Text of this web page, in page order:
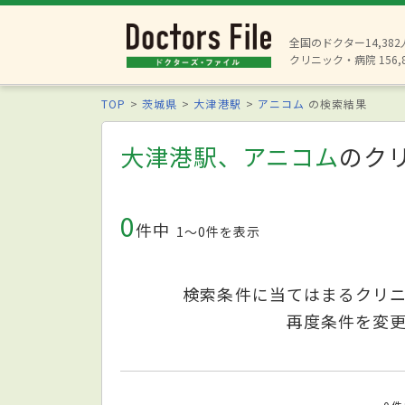
全国のドクター14,382
クリニック・病院
TOP 茨城県 大津港駅 アニコム の検索結果
大津港駅、アニコムのク
0件中 1〜0件を表示
検索条件に当てはまるクリ
再度条件を変